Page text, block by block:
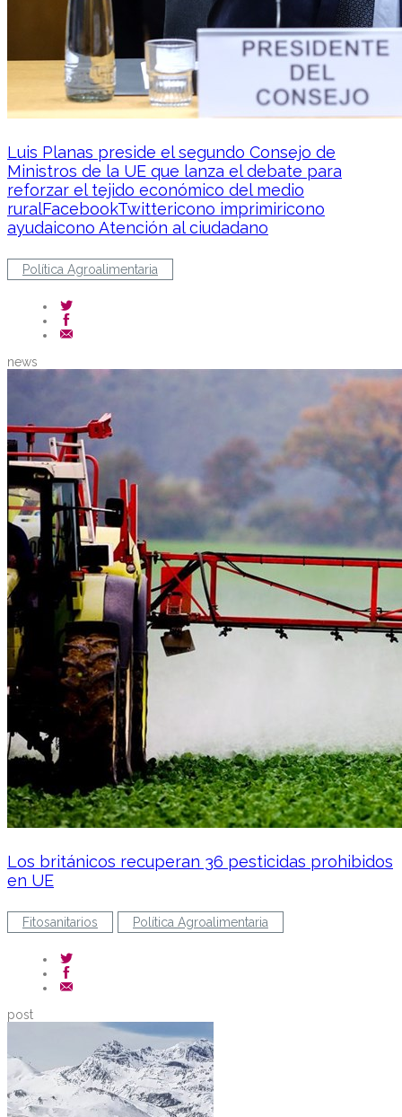
Luis Planas preside el segundo Consejo de
Ministros de la UE que lanza el debate para
reforzar el tejido económico del medio
ruralFacebookTwittericono imprimiricono
ayudaicono Atención al ciudadano
Política Agroalimentaria
news
Los británicos recuperan 36 pesticidas prohibidos
en UE
Fitosanitarios Política Agroalimentaria
post